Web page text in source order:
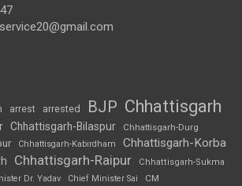
arrest arrested BJP Chhattisgarh
Chhattisgarh-Bilaspur Chhattisgarh-Durg
Chhattisgarh-Kabirdham Chhattisgarh-Korba
Chhattisgarh-Raipur
Chhattisgarh-Sukma
Dr. Yadav Chief Minister Sai CM